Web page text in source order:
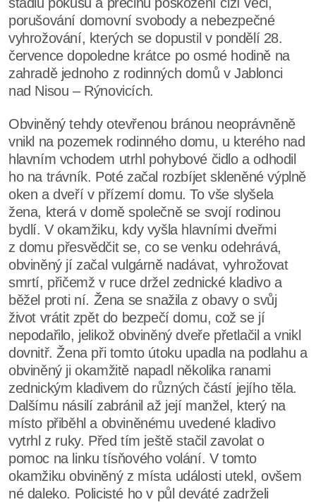
porušování domovní svobody a nebezpečné
vyhrožování, kterých se dopustil v pondělí 28.
července dopoledne krátce po osmé hodině na
zahradě jednoho z rodinných domů v Jablonci
nad Nisou – Rýnovicích.
Obviněný tehdy otevřenou bránou neoprávněně
vnikl na pozemek rodinného domu, u kterého nad
hlavním vchodem utrhl pohybové čidlo a odhodil
ho na trávník. Poté začal rozbíjet skleněné výplně
oken a dveří v přízemí domu. To vše slyšela
žena, která v domě společně se svojí rodinou
bydlí. V okamžiku, kdy vyšla hlavními dveřmi
z domu přesvědčit se, co se venku odehrává,
obviněný jí začal vulgárně nadávat, vyhrožovat
smrtí, přičemž v ruce držel zednické kladivo a
běžel proti ní. Žena se snažila z obavy o svůj
život vrátit zpět do bezpečí domu, což se jí
nepodařilo, jelikož obviněný dveře přetlačil a vnikl
dovnitř. Žena při tomto útoku upadla na podlahu a
obviněný ji okamžitě napadl několika ranami
zednickým kladivem do různých částí jejího těla.
Dalšímu násilí zabránil až její manžel, který na
místo přiběhl a obviněnému uvedené kladivo
vytrhl z ruky. Před tím ještě stačil zavolat o
pomoc na linku tísňového volání. V tomto
okamžiku obviněný z místa události utekl, ovšem
né daleko. Policisté ho v půl deváté zadrželi